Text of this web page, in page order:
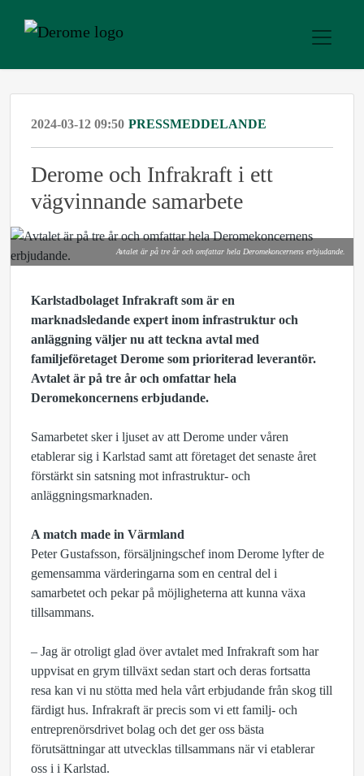
2024-03-12 09:50 PRESSMEDDELANDE
Derome och Infrakraft i ett
vägvinnande samarbete
Avtalet är på tre år och omfattar hela Deromekoncernens erbjudande.
Karlstadbolaget Infrakraft som är en
marknadsledande expert inom infrastruktur och
anläggning väljer nu att teckna avtal med
familjeföretaget Derome som prioriterad leverantör.
Avtalet är på tre år och omfattar hela
Deromekoncernens erbjudande.
Samarbetet sker i ljuset av att Derome under våren
etablerar sig i Karlstad samt att företaget det senaste året
förstärkt sin satsning mot infrastruktur- och
anläggningsmarknaden.
A match made in Värmland
Peter Gustafsson, försäljningschef inom Derome lyfter de
gemensamma värderingarna som en central del i
samarbetet och pekar på möjligheterna att kunna växa
tillsammans.
– Jag är otroligt glad över avtalet med Infrakraft som har
uppvisat en grym tillväxt sedan start och deras fortsatta
resa kan vi nu stötta med hela vårt erbjudande från skog till
färdigt hus. Infrakraft är precis som vi ett familj- och
entreprenörsdrivet bolag och det ger oss bästa
förutsättningar att utvecklas tillsammans när vi etablerar
oss i i Karlstad.